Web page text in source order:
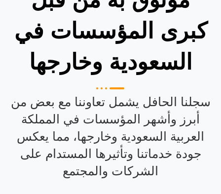
كبرى المؤسسات في
السعودية وخارجها
سجلنا الحافل يشمل تعاوننا مع بعض من
أبرز وأشهر المؤسسات في المملكة
العربية السعودية وخارجها، مما يعكس
جودة خدماتنا وتأثيرها المستدام على
الشركات والمجتمع